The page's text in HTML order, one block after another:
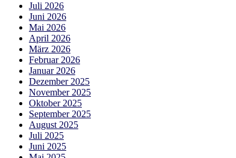
Juli 2026
Juni 2026
Mai 2026
April 2026
März 2026
Februar 2026
Januar 2026
Dezember 2025
November 2025
Oktober 2025
September 2025
August 2025
Juli 2025
Juni 2025